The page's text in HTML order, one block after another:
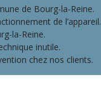
de Bourg-la-Reine.
de l’appareil.
la-Reine.
inutile.
chez nos clients.